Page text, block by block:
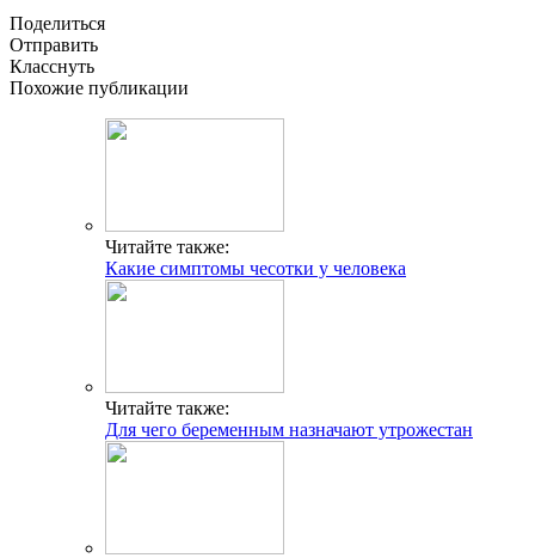
Поделиться
Отправить
Класснуть
Похожие публикации
Читайте также:
Какие симптомы чесотки у человека
Читайте также:
Для чего беременным назначают утрожестан